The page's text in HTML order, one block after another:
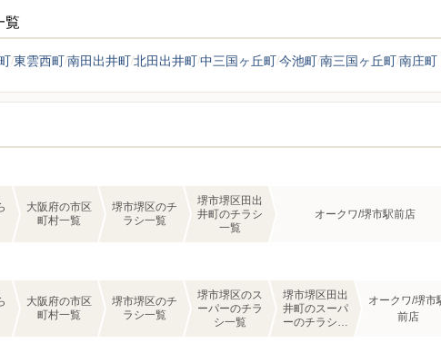
覧
東雲西町南田出井町北田出井町中三国ヶ丘町今池町南三国ヶ丘町南庄町
大阪府の市区
町村一覧
堺市堺区のチ
ラシ一覧
堺市堺区田出
井町のチラシ
一覧
オークワ/堺市駅前店
大阪府の市区
町村一覧
堺市堺区のチ
ラシ一覧
堺市堺区のス
ーパーのチラ
シ一覧
堺市堺区田出
井町のスーパ
ーのチラシ一
オークワ/堺市
前店